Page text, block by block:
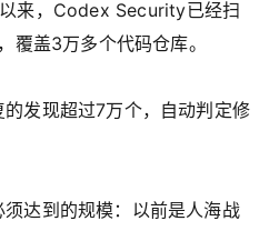
来，Codex Security已经扫
盖3万多个代码仓库。
发现超过7万个，自动判定修
达到的规模：以前是人海战